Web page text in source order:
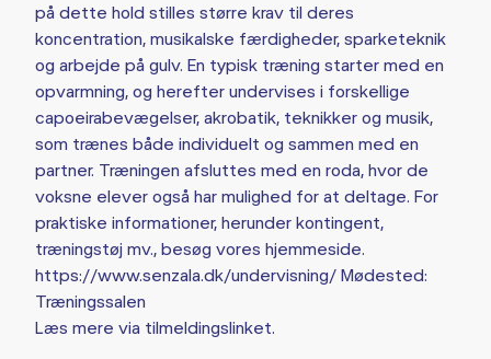
på dette hold stilles større krav til deres
koncentration, musikalske færdigheder, sparketeknik
og arbejde på gulv. En typisk træning starter med en
opvarmning, og herefter undervises i forskellige
capoeirabevægelser, akrobatik, teknikker og musik,
som trænes både individuelt og sammen med en
partner. Træningen afsluttes med en roda, hvor de
voksne elever også har mulighed for at deltage. For
praktiske informationer, herunder kontingent,
træningstøj mv., besøg vores hjemmeside.
https://www.senzala.dk/undervisning/ Mødested:
Træningssalen
Læs mere via tilmeldingslinket.